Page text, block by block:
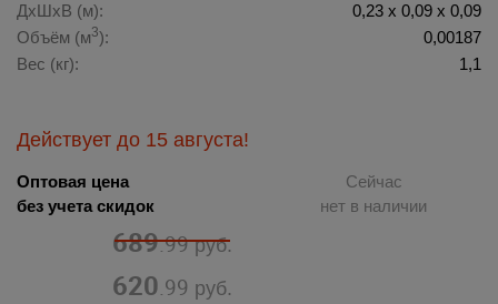
ДхШхВ (м):
0,23 х 0,09 х 0,09
Объём (м3):
0,00187
Вес (кг):
1,1
Действует до 15 августа!
Оптовая цена
без учета скидок
689.99руб.
620.99 руб.
Сейчас
нет в наличии